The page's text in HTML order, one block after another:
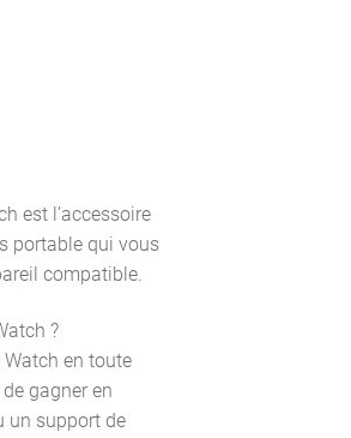
est l’accessoire
portable qui vous
compatible.
?
Watch en toute
gagner en
un support de